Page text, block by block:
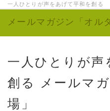
一人ひとりが声をあげて平和
メールマガジン「オル
一人ひとりが声
創る メールマ
場」